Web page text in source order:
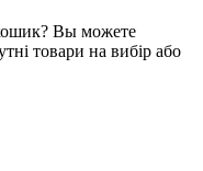
Вы можете
товари на вибір або